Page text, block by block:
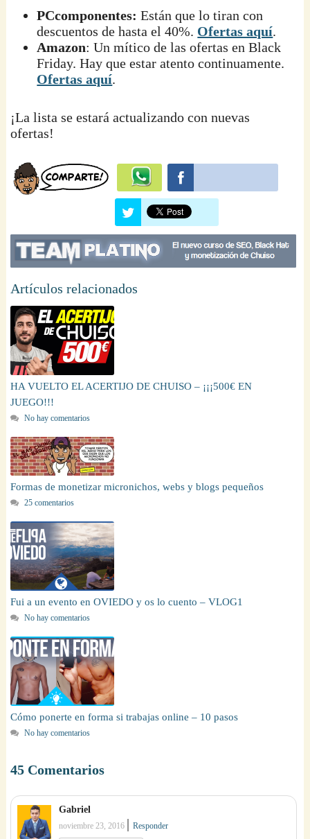
PCcomponentes: Están que lo tiran con
descuentos de hasta el 40%. Ofertas aquí.
Amazon: Un mítico de las ofertas en Black
Friday. Hay que estar atento continuamente.
Ofertas aquí.
¡La lista se estará actualizando con nuevas
ofertas!
Artículos relacionados
HA VUELTO EL ACERTIJO DE CHUISO – ¡¡¡500€ EN
JUEGO!!!
No hay comentarios
Formas de monetizar micronichos, webs y blogs pequeños
25 comentarios
Fui a un evento en OVIEDO y os lo cuento – VLOG1
No hay comentarios
Cómo ponerte en forma si trabajas online – 10 pasos
No hay comentarios
45 Comentarios
Gabriel
noviembre 23, 2016 |Responder